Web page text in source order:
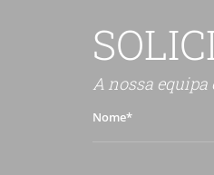
A nossa
Nome*